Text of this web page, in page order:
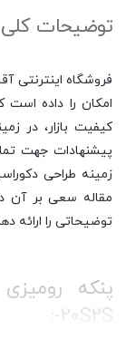
توضیحات کلی
فروشگاه اینترنتی
امکان را داده
کیفیت بازار، در
پیشنهادات جهت
زمینه طراحی
مقاله سعی بر آن
توضیحاتی را ارائه
-20S2S: